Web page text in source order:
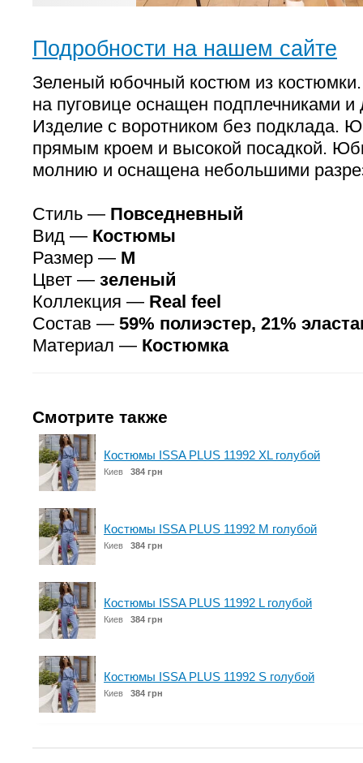
Подробности на нашем сайте
Зеленый юбочный костюм из
на пуговице оснащен подплечниками
Изделие с воротником без подклада.
прямым кроем и высокой посадкой.
молнию и оснащена небольшими
Стиль — Повседневный
Вид — Костюмы
Размер — M
Цвет — зеленый
Коллекция — Real feel
Состав — 59% полиэстер, 21%
Материал — Костюмка
Смотрите также
Костюмы ISSA PLUS 11992 XL голубой
Киев 384 грн
Костюмы ISSA PLUS 11992 M голубой
Киев 384 грн
Костюмы ISSA PLUS 11992 L голубой
Киев 384 грн
Костюмы ISSA PLUS 11992 S голубой
Киев 384 грн